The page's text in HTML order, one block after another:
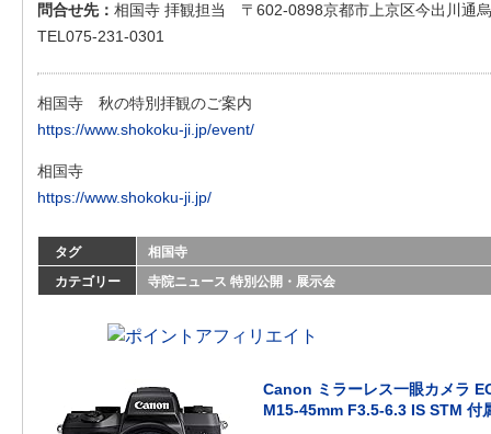
問合せ先： 相国寺 拝観担当 〒602-0898京都市上京区今出川通
TEL075-231-0301
相国寺 秋の特別拝観のご案内
https://www.shokoku-ji.jp/event/
相国寺
https://www.shokoku-ji.jp/
タグ
相国寺
カテゴリー
寺院ニュース 特別公開・展示会
Canon ミラーレス一眼カメラ
M15-45mm F3.5-6.3 IS STM 付